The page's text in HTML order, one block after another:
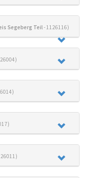
Segeberg Teil- 1126116)